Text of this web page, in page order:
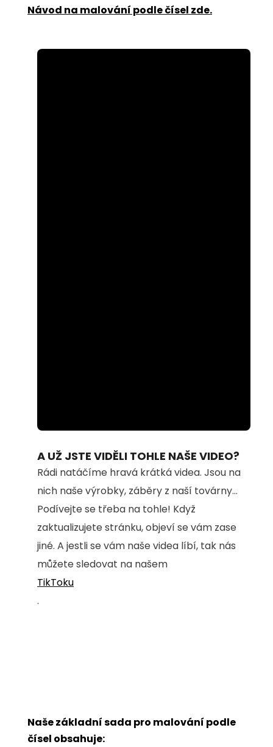
Návod na malování podle čísel zde.
94.54%
A UŽ JSTE VIDĚLI TOHLE NAŠE VIDEO?
Rádi natáčíme hravá krátká videa. Jsou na
nich naše výrobky, záběry z naší továrny...
Podívejte se třeba na tohle! Když
zaktualizujete stránku, objeví se vám zase
jiné. A jestli se vám naše videa líbí, tak nás
můžete sledovat na našem
TikToku
.
Naše základní sada pro malování podle
čísel obsahuje: